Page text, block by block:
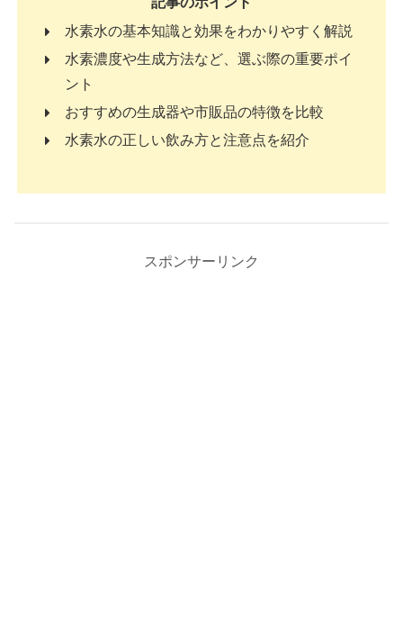
水素水の基本知識と効果をわかりやすく解説
水素濃度や生成方法など、選ぶ際の重要ポイ
ント
おすすめの生成器や市販品の特徴を比較
水素水の正しい飲み方と注意点を紹介
スポンサーリンク